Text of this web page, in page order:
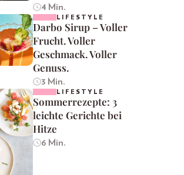
4 Min.
LIFESTYLE
Darbo Sirup – Voller
Frucht. Voller
Geschmack. Voller
Genuss.
3 Min.
LIFESTYLE
Sommerrezepte: 3
leichte Gerichte bei
Hitze
6 Min.